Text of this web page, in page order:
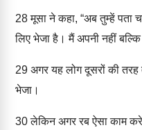
28मूसा ने कहा, “अब तुम्हें
लिए भेजा है। मैं अपनी नहीं
29 अगर यह लोग दूसरों की तरह
भेजा।
30लेकिन अगर रब ऐसा काम